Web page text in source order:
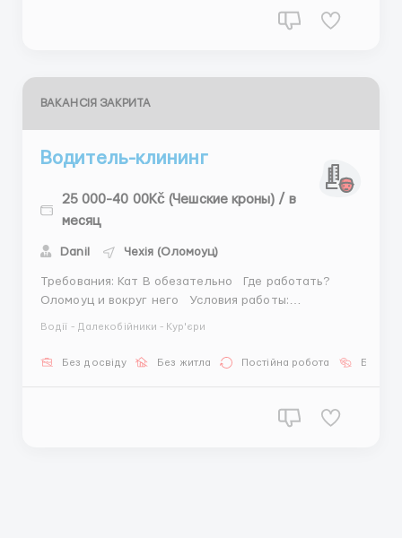
ВАКАНСІЯ ЗАКРИТА
Водитель-клининг
25 000-40 00Kč (Чешские кроны) / в
месяц
Danil Чехія (Оломоуц)
Требования: Кат В обезательно Где работать?
Оломоуц и вокруг него Условия работы:
боксами, работа очень легекая, если любите
Водії - Далекобійники - Кур'єри
Без досвіду Без житла Постійна робота Без